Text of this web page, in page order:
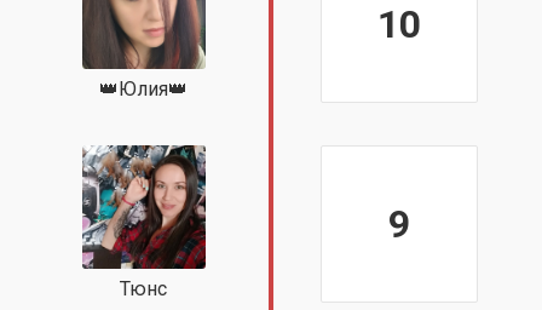
👑Юлия👑
10
Тюнс
9